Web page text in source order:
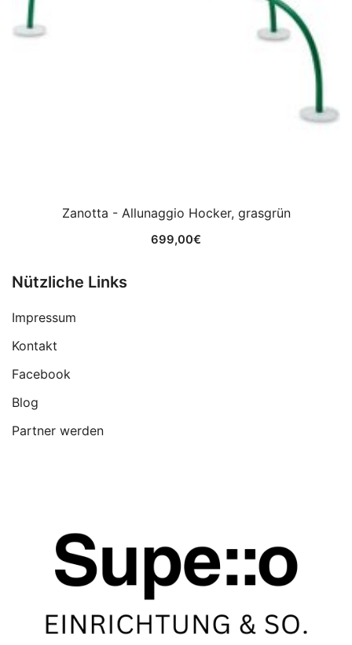
Zanotta - Allunaggio Hocker, grasgrün
699,00€
Nützliche Links
Impressum
Kontakt
Facebook
Blog
Partner werden